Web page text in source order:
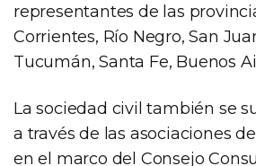
representantes de las
Corrientes, Río Negro, San
Tucumán, Santa Fe, Buenos
La sociedad civil también se
a través de las asociaciones
en el marco del Consejo